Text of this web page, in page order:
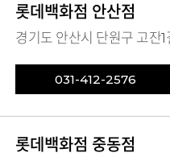
롯데백화점 안산점
경기도 안산시 단원구 고잔
031-412-2576
롯데백화점 중동점